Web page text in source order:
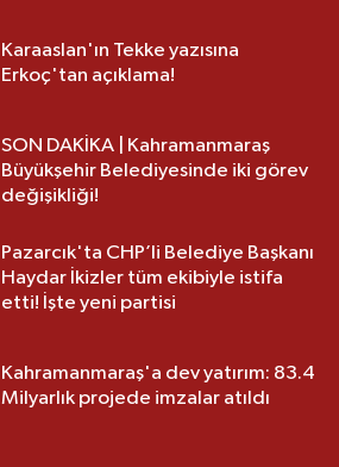
Karaaslan'ın Tekke yazısına
Erkoç'tan açıklama!
SON DAKİKA | Kahramanmaraş
Büyükşehir Belediyesinde iki görev
değişikliği!
Pazarcık'ta CHP’li Belediye Başkanı
Haydar İkizler tüm ekibiyle istifa
etti! İşte yeni partisi
Kahramanmaraş'a dev yatırım: 83.4
Milyarlık projede imzalar atıldı